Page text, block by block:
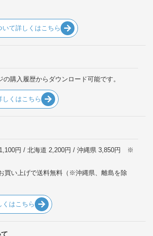
いて詳しくはこちら
購入履歴からダウンロード可能です。
くはこちら
円 / 北海道 2,200円 / 沖縄県 3,850円 ※
買い上げで送料無料（※沖縄県、離島を除
くはこちら